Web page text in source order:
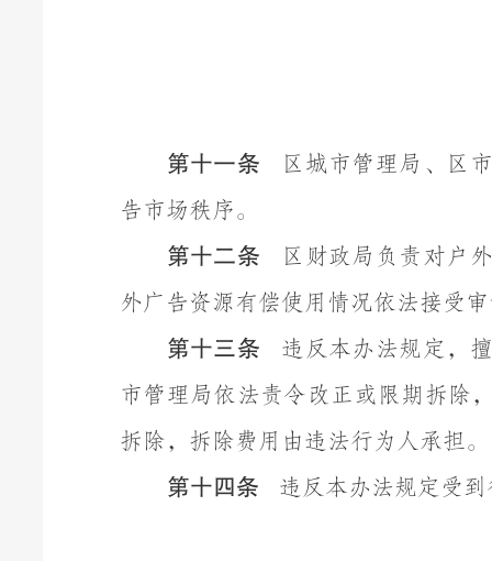
第十一条
区城市管理局、区
告市场秩序。
第十二条
区财政局负责对户
外广告资源有偿使用情况依法接受
第十三条
违反本办法规定，
市管理局依法责令改正或限期拆除
拆除，拆除费用由违法行为人承担。
第十四条
违反本办法规定受